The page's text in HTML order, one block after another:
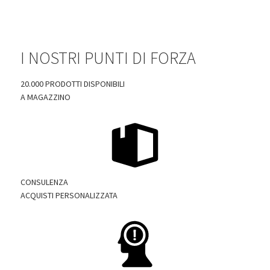
I NOSTRI PUNTI DI FORZA
20.000 PRODOTTI DISPONIBILI
A MAGAZZINO
CONSULENZA
ACQUISTI PERSONALIZZATA